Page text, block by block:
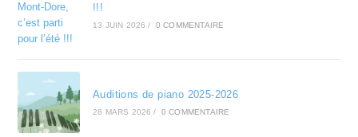
!!!
13 JUIN 2026 / 0 COMMENTAIRE
Auditions de piano 2025-2026
28 MARS 2026 / 0 COMMENTAIRE